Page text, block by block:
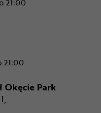
- M1 Poznań
21:00
Okęcie Park